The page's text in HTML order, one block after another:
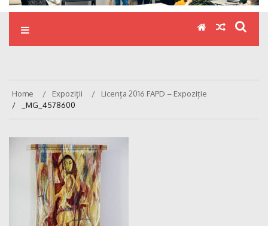
Home Expoziții
Licența 2016 FAPD – Expoziție
_MG_4578600